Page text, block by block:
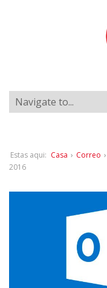
Estas aqui: Casa › Correo ›
2016